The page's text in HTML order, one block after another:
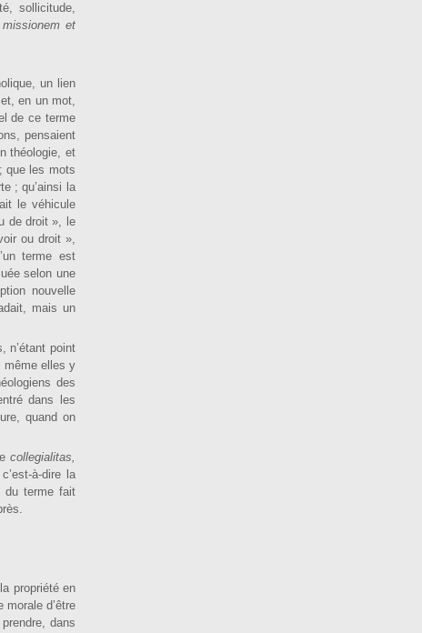
sollicitude,
et
un lien
en un mot,
de ce terme
pensaient
théologie, et
que les mots
; qu’ainsi la
le véhicule
de droit », le
ou droit »,
terme est
selon une
nouvelle
mais un
n’étant point
même elles y
des
dans les
quand on
collegialitas,
à-dire la
du terme fait
propriété en
d’être
dans